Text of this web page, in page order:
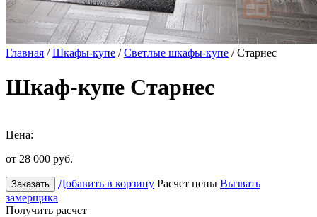
Главная /Шкафы-купе /Светлые шкафы-купе / Старнес
Шкаф-купе Старнес
Цена:
от 28 000 руб.
Заказать Добавить в корзину Расчет цены Вызвать
замерщика
Получить расчет